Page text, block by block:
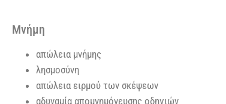
Μνήμη
απώλεια μνήμης
λησμοσύνη
απώλεια ειρμού των σκέψεων
αδυναμία απομνημόνευσης οδηγιών